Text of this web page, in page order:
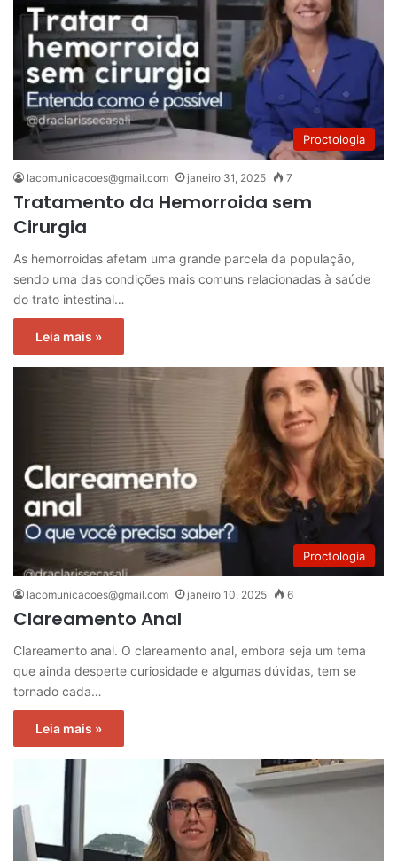
Proctologia
lacomunicacoes@gmail.com janeiro 31, 2025 7
Tratamento da Hemorroida sem
Cirurgia
As hemorroidas afetam uma grande parcela da população,
sendo uma das condições mais comuns relacionadas à saúde
do trato intestinal…
Leia mais »
Proctologia
lacomunicacoes@gmail.com janeiro 10, 2025 6
Clareamento Anal
Clareamento anal. O clareamento anal, embora seja um tema
que ainda desperte curiosidade e algumas dúvidas, tem se
tornado cada…
Leia mais »